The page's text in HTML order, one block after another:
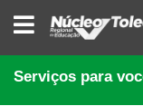
NÚCLEO
REGIONAL
EDUCAÇÃO
DE
TOLEDO
Serviços para